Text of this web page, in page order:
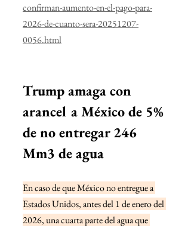
confirman-aumento-en-el-pago-para-
2026-de-cuanto-sera-20251207-
0056.html
Trump amaga con
arancel a México de 5%
de no entregar 246
Mm3 de agua
En caso de que México no entregue a
Estados Unidos, antes del 1 de enero del
2026, una cuarta parte del agua que